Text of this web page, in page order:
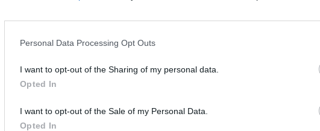
Personal Data Processing Opt Outs
I want to opt-out of the Sharing of my personal data.
Opted In
I want to opt-out of the Sale of my Personal Data.
Opted In
Trump, Meloni e la strategia